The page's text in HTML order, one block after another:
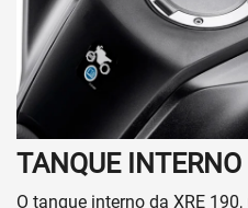
TANQUE INTERNO
O tanque interno da XRE